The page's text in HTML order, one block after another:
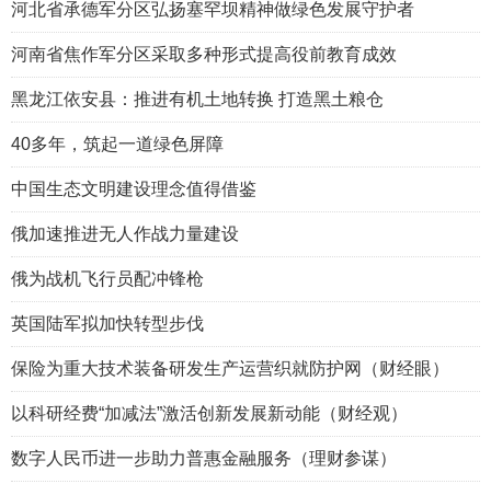
河北省承德军分区弘扬塞罕坝精神做绿色发展守护者
河南省焦作军分区采取多种形式提高役前教育成效
黑龙江依安县：推进有机土地转换 打造黑土粮仓
40多年，筑起一道绿色屏障
中国生态文明建设理念值得借鉴
俄加速推进无人作战力量建设
俄为战机飞行员配冲锋枪
英国陆军拟加快转型步伐
保险为重大技术装备研发生产运营织就防护网（财经眼）
以科研经费“加减法”激活创新发展新动能（财经观）
数字人民币进一步助力普惠金融服务（理财参谋）